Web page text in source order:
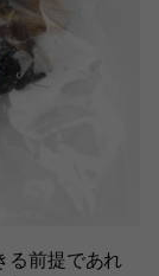
る前提であれ